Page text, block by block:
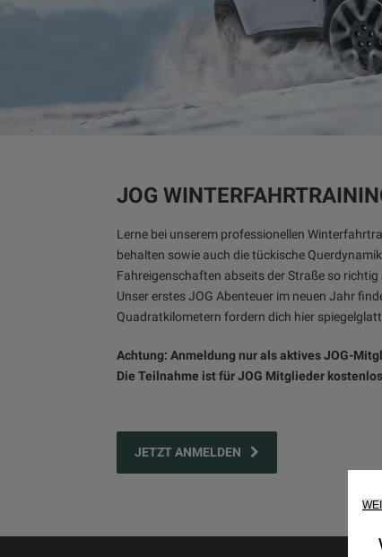
JOG
Lerne bei unserem professionellen
behalten sowie auch die tückische
Fahreigenschaften abseits der Straße so richtig
Unser erstes JOG Abenteuer im neuen Jahr
Quadratkilometern fordern dich hier
Achtung: Anmeldung nur als aktives JOG-
Die Teilnahme ist für JOG Mitglieder
JETZT ANMELDEN